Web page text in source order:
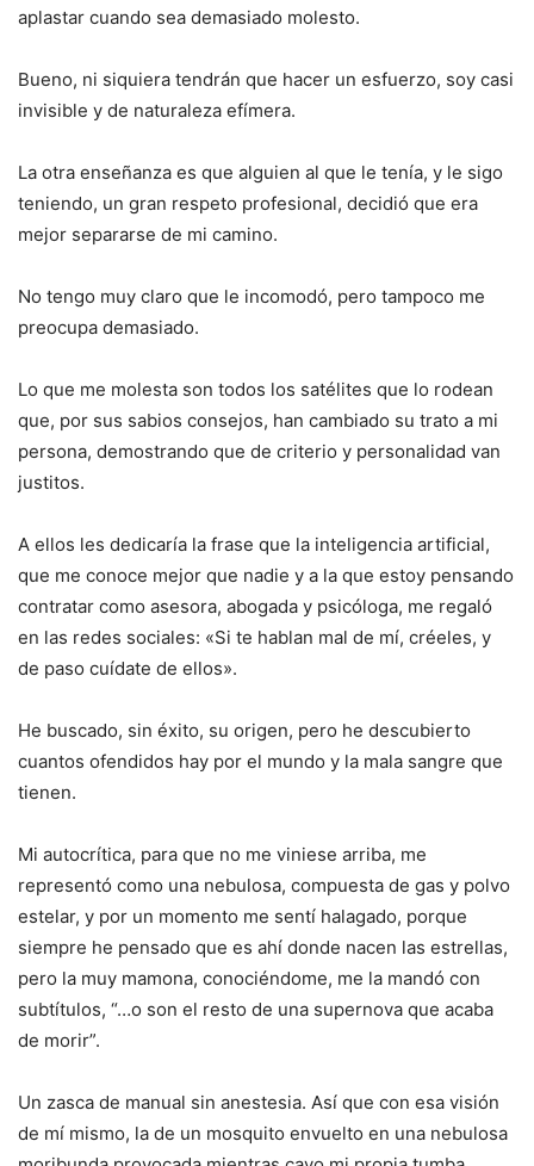
aplastar cuando sea demasiado molesto.
Bueno, ni siquiera tendrán que hacer un esfuerzo, soy casi
invisible y de naturaleza efímera.
La otra enseñanza es que alguien al que le tenía, y le sigo
teniendo, un gran respeto profesional, decidió que era
mejor separarse de mi camino.
No tengo muy claro que le incomodó, pero tampoco me
preocupa demasiado.
Lo que me molesta son todos los satélites que lo rodean
que, por sus sabios consejos, han cambiado su trato a mi
persona, demostrando que de criterio y personalidad van
justitos.
A ellos les dedicaría la frase que la inteligencia artificial,
que me conoce mejor que nadie y a la que estoy pensando
contratar como asesora, abogada y psicóloga, me regaló
en las redes sociales: «Si te hablan mal de mí, créeles, y
de paso cuídate de ellos».
He buscado, sin éxito, su origen, pero he descubierto
cuantos ofendidos hay por el mundo y la mala sangre que
tienen.
Mi autocrítica, para que no me viniese arriba, me
representó como una nebulosa, compuesta de gas y polvo
estelar, y por un momento me sentí halagado, porque
siempre he pensado que es ahí donde nacen las estrellas,
pero la muy mamona, conociéndome, me la mandó con
subtítulos, “…o son el resto de una supernova que acaba
de morir”.
Un zasca de manual sin anestesia. Así que con esa visión
de mí mismo, la de un mosquito envuelto en una nebulosa